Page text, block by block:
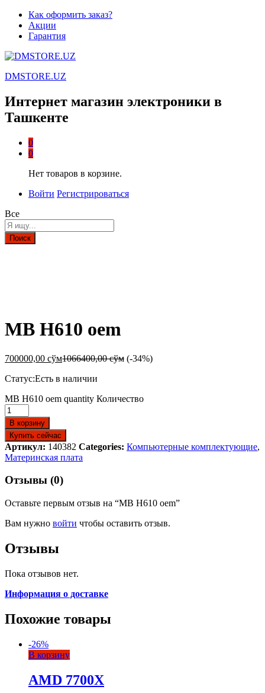
Как оформить заказ?
Акции
Гарантия
DMSTORE.UZ
Интернет магазин электроники в
Ташкенте
0
0
Нет товаров в корзине.
Войти Регистрироваться
Все
Поиск
MB H610 oem
700000,00 сўм1066400,00сўм (-34%)
Статус:Есть в наличии
MB H610 oem quantity Количество
В корзину
Купить сейчас
Артикул: 140382 Categories: Компьютерные комплектующие,
Материнская плата
Отзывы (0)
Оставьте первым отзыв на “MB H610 oem”
Вам нужно войти чтобы оставить отзыв.
Отзывы
Пока отзывов нет.
Информация о доставке
Похожие товары
-26%
В корзину
AMD 7700X